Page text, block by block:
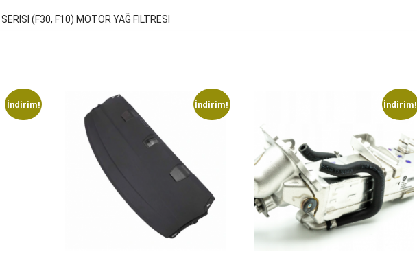
(F30, F10) MOTOR YAĞ FİLTRESİ
İndirim! İndirim! İndirim!